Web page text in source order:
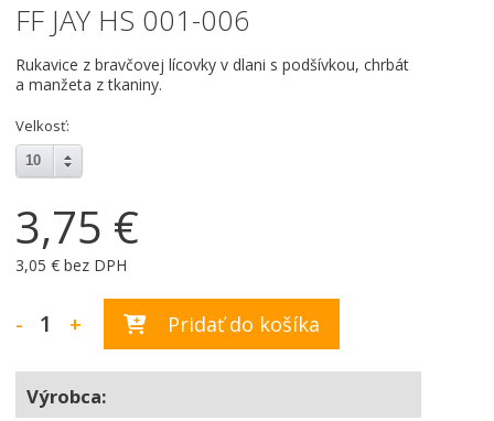
FF JAY HS 001-006
Rukavice z bravčovej lícovky v dlani s podšívkou, chrbát
a manžeta z tkaniny.
Velkosť:
10
3,75 €
3,05 € bez DPH
- + Pridať do košíka
Výrobca: